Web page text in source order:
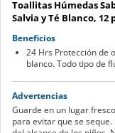
Toallitas Húmedas
Salvia y Té Blanco, 12
Beneficios
24 Hrs Protección de
blanco. Todo tipo de
Advertencias
Guarde en un lugar
para evitar que se